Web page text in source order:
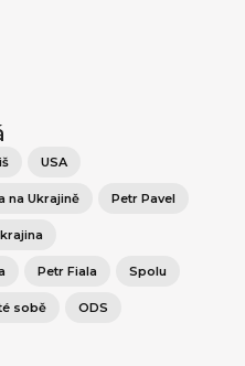
USA
na Ukrajině Petr Pavel
Petr Fiala Spolu
sobě ODS